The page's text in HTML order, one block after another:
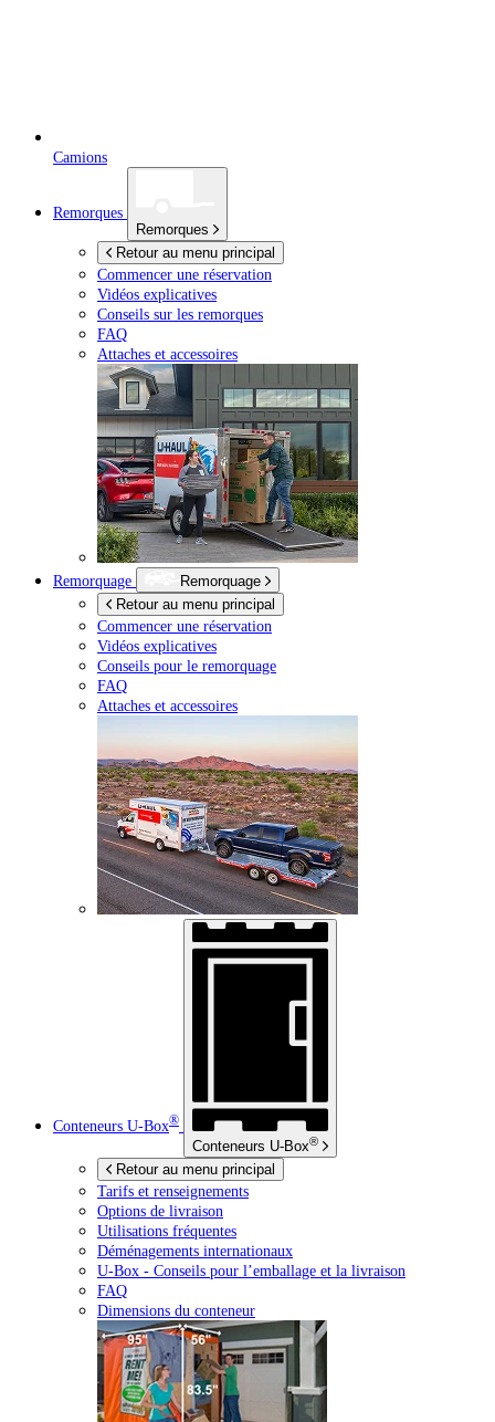
Camions
Remorques
Remorques
Retour au menu principal
Commencer une réservation
Vidéos explicatives
Conseils sur les remorques
FAQ
Attaches et accessoires
Remorquage
Remorquage
Retour au menu principal
Commencer une réservation
Vidéos explicatives
Conseils pour le remorquage
FAQ
Attaches et accessoires
Conteneurs U-Box®
Conteneurs U-Box®
Retour au menu principal
Tarifs et renseignements
Options de livraison
Utilisations fréquentes
Déménagements internationaux
U-Box - Conseils pour l’emballage et la livraison
FAQ
Dimensions du conteneur